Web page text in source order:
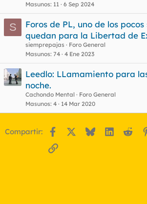
Masunos 11 6 Sep 2024
S
Foros de PL, uno de los
quedan para la Libertad de
siemprepajas
Foro General
Masunos 74 4 Ene 2023
Leedlo: LLamamiento para
noche.
Cachondo Mental
Foro General
Masunos 4 14 Mar 2020
Compartir: Facebook BlueskyLinkedIn
Enlace